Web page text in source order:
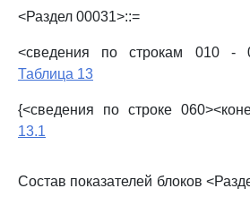
<Раздел 00031>::=
<сведения по строкам 010 -
Таблица 13
{<сведения по строке
13.1
Состав показателей блоков